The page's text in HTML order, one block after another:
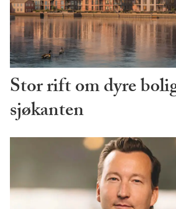
Stor rift om dyre
sjøkanten